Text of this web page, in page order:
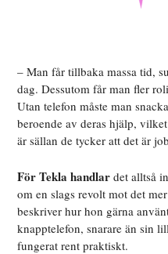
– Man får tillbaka massa tid,
dag. Dessutom får man fler
Utan telefon måste man
beroende av deras hjälp,
är sällan de tycker att det är
För Tekla handlar det alltså
om en slags revolt mot det
beskriver hur hon gärna
knapptelefon, snarare än sin
fungerat rent praktiskt.